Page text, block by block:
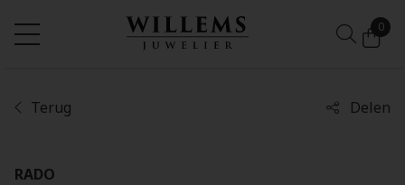
0
Terug Delen
RADO